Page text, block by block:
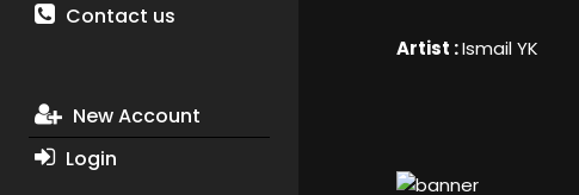
Contact us
New Account
Login
Artist :Ismail YK